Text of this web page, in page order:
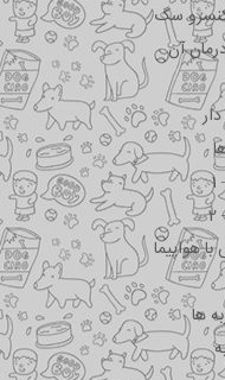
کنسرو سگ
آن
هواپیما
ها